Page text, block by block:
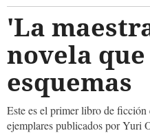
'La
novela
esquemas
Este es el primer libro de ficción
ejemplares publicados por Yuri